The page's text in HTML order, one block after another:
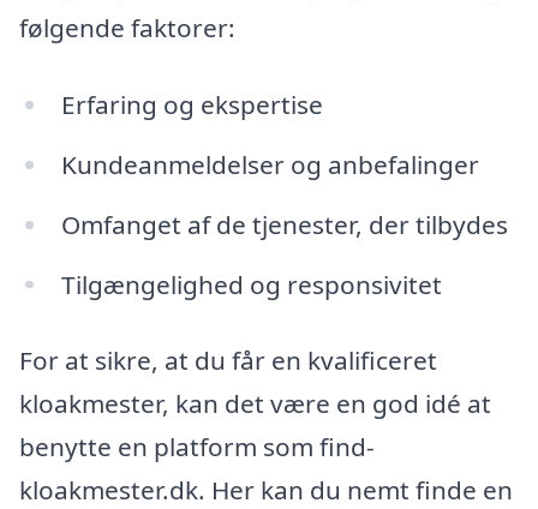
følgende faktorer:
Erfaring og ekspertise
Kundeanmeldelser og anbefalinger
Omfanget af de tjenester, der tilbydes
Tilgængelighed og responsivitet
For at sikre, at du får en kvalificeret
kloakmester, kan det være en god idé at
benytte en platform som find-
kloakmester.dk. Her kan du nemt finde en